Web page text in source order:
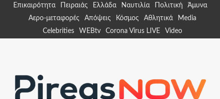
Επικαιρότητα Πειραιάς Ελλάδα Ναυτιλία Πολιτική
Άμυνα
Αερο-μεταφορές
Απόψεις Κόσμος Αθλητικά
Media
Celebrities
WEBtv Corona Virus LIVE Video